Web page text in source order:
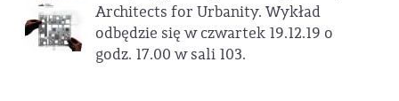
Architects for Urbanity. Wykład
odbędzie się w czwartek 19.12.19 o
godz. 17.00 w sali 103.